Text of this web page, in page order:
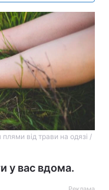
від трави на одязі /
у вас вдома.